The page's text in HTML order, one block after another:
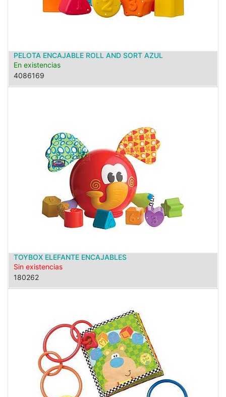
PELOTA ENCAJABLE ROLL AND SORT AZUL
En existencias
4086169
TOYBOX ELEFANTE ENCAJABLES
Sin existencias
180262